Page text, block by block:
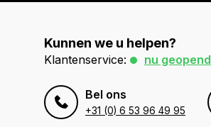
Kunnen we u helpen?
Klantenservice: nu geopend
Bel ons
+31 (0) 6 53 96 49 95